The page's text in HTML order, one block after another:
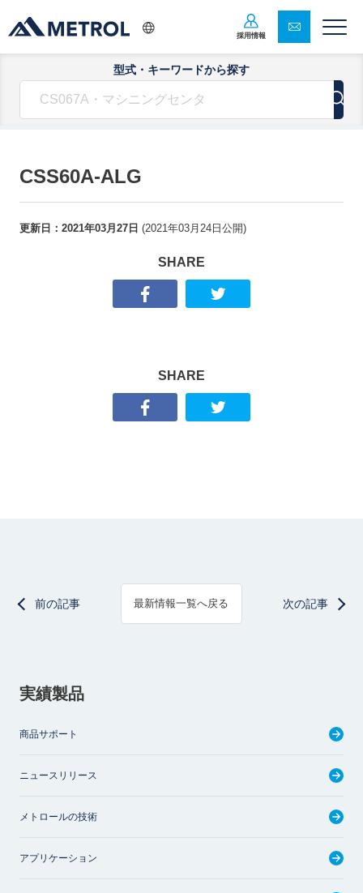
採用情報
型式・キーワードから探す
CSS60A-ALG
更新日： 2021年03月27日 (2021年03月24日 公開)
SHARE
SHARE
前の記事 最新情報一覧へ戻る 次の記事
実績製品
商品サポート
ニュースリリース
メトロールの技術
アプリケーション